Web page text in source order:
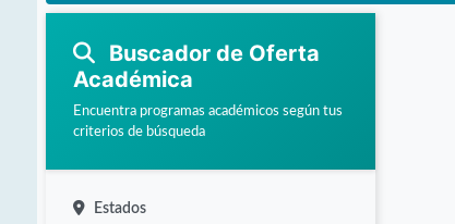
Buscador de Oferta
Académica
Encuentra programas académicos según tus
criterios de búsqueda
Estados